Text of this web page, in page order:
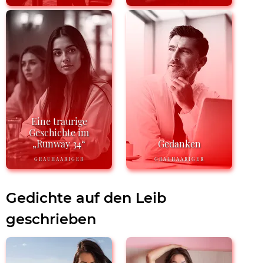
Eine traurige
Geschichte im
„Runway 34“
GRAUHAARIGER
Gedanken
GRAUHAARIGER
Gedichte auf den Leib
geschrieben